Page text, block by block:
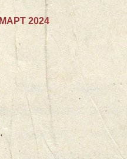
МАРТ 2024